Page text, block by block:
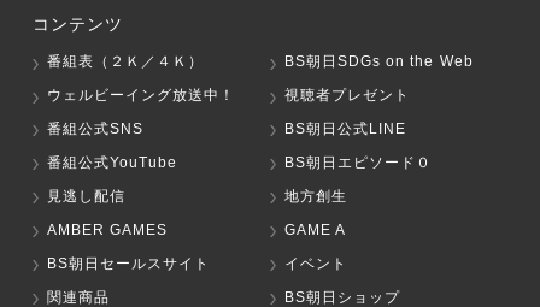
コンテンツ
番組表（２Ｋ／４Ｋ）
BS朝日SDGs on the Web
ウェルビーイング放送中！
視聴者プレゼント
番組公式SNS
BS朝日公式LINE
番組公式YouTube
BS朝日エピソード０
見逃し配信
地方創生
AMBER GAMES
GAME A
BS朝日セールスサイト
イベント
関連商品
BS朝日ショップ